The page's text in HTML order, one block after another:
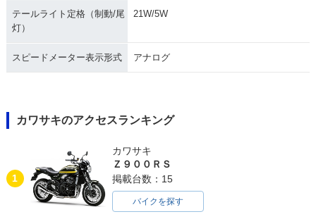
テールライト定格（制動/尾
灯）
21W/5W
スピードメーター表示形式 アナログ
カワサキのアクセスランキング
1
カワサキ
Ｚ９００ＲＳ
掲載台数：15
バイクを探す